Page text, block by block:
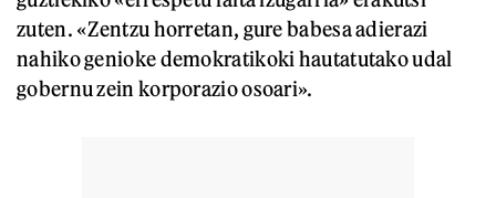
zuten. «Zentzu horretan, gure babesa adierazi
nahiko genioke demokratikoki hautatutako udal
gobernu zein korporazio osoari».